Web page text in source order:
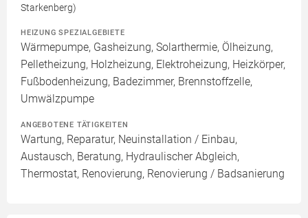
Starkenberg)
HEIZUNG SPEZIALGEBIETE
Wärmepumpe, Gasheizung, Solarthermie, Ölheizung,
Pelletheizung, Holzheizung, Elektroheizung, Heizkörper,
Fußbodenheizung, Badezimmer, Brennstoffzelle,
Umwälzpumpe
ANGEBOTENE TÄTIGKEITEN
Wartung, Reparatur, Neuinstallation / Einbau,
Austausch, Beratung, Hydraulischer Abgleich,
Thermostat, Renovierung, Renovierung / Badsanierung